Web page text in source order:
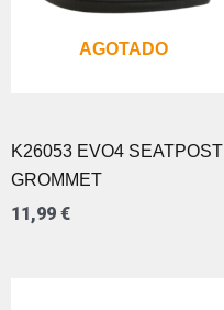
AGOTADO
K26053 EVO4 SEATPOST
GROMMET
11,99 €